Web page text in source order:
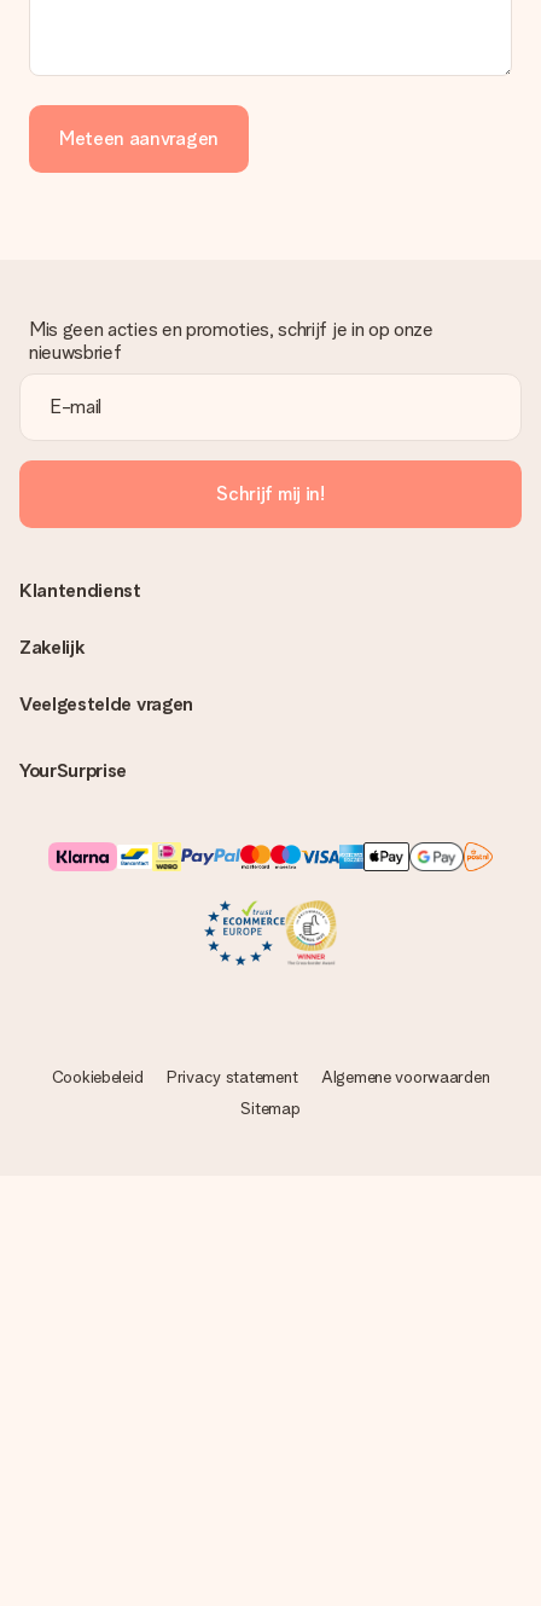
Meteen aanvragen
Mis geen acties en promoties, schrijf je in op onze
nieuwsbrief
Schrijf mij in!
Veelgestelde vragen
YourSurprise
Klantendienst
Zakelijk
Cookiebeleid Privacy statement
Algemene voorwaarden
Sitemap